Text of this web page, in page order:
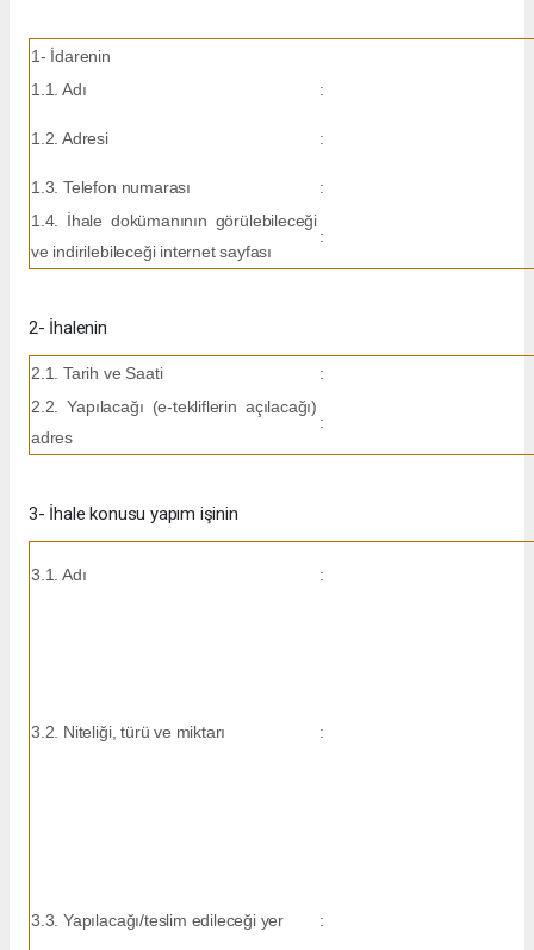
1- İdarenin
1.1. Adı
:
1.2. Adresi :
1.3. Telefon numarası
:
1.4. İhale dokümanının görülebileceği
ve indirilebileceği internet sayfası
:
2- İhalenin
2.1. Tarih ve Saati
:
2.2. Yapılacağı (e-tekliflerin açılacağı)
adres
:
3- İhale konusu yapım işinin
3.1. Adı :
3.2. Niteliği, türü ve miktarı :
3.3. Yapılacağı/teslim edileceği yer :